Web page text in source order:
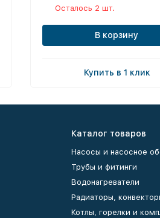
Осталось 2 шт.
В корзину
Купить в 1 клик
Каталог товаров
Насосы и насосное
Трубы и фитинги
Водонагреватели
Радиаторы,
Котлы, горелки и